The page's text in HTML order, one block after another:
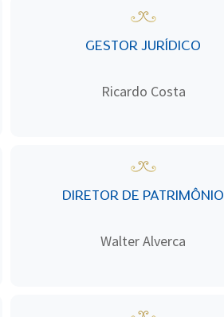
GESTOR JURÍDICO
Ricardo Costa
DIRETOR DE PATRIMÔNIO
Walter Alverca